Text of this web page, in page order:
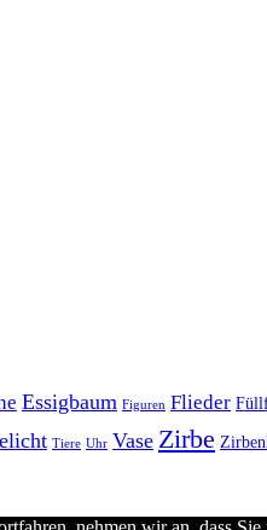
Essigbaum Figuren Flieder
Tiere Uhr Vase Zirbe